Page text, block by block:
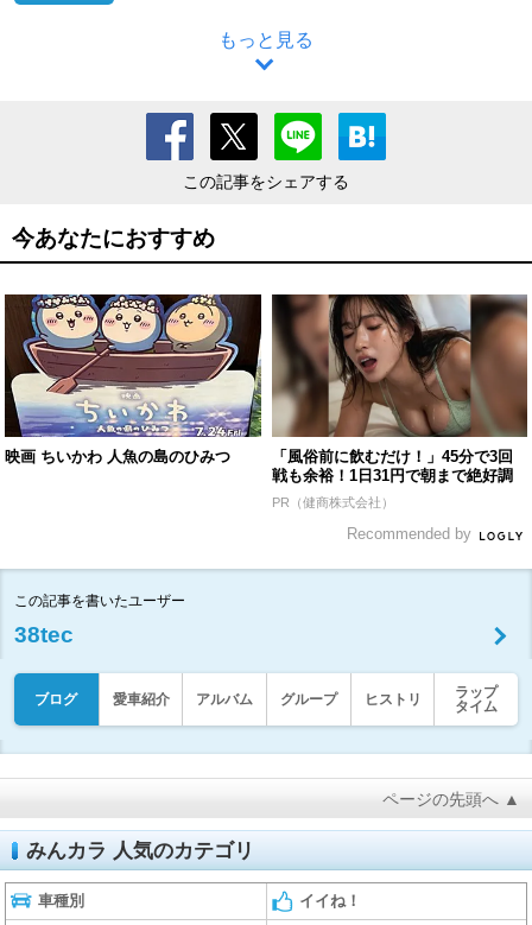
もっと見る
この記事をシェアする
今あなたにおすすめ
映画 ちいかわ 人魚の島のひみつ
「風俗前に飲むだけ！」45分で3回
戦も余裕！1日31円で朝まで絶好調
PR（健商株式会社）
Recommended by
この記事を書いたユーザー
38tec
ブログ 愛車紹介 アルバム グループ ヒストリ
ラップ
タイム
ページの先頭へ ▲
みんカラ 人気のカテゴリ
車種別 イイね！